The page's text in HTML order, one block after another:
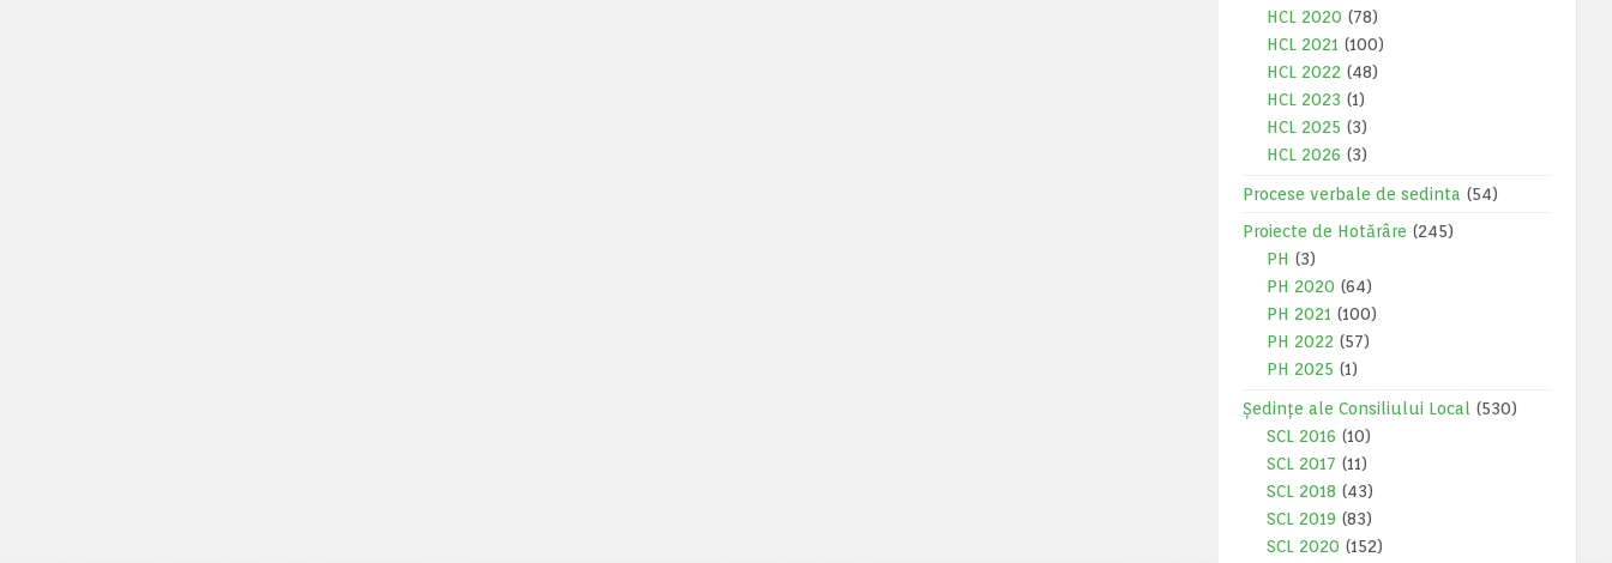
HCL 2020 (78)
HCL 2021 (100)
HCL 2022 (48)
HCL 2023 (1)
HCL 2025 (3)
HCL 2026 (3)
Procese verbale de sedinta (54)
Proiecte de Hotărâre (245)
PH (3)
PH 2020 (64)
PH 2021 (100)
PH 2022 (57)
PH 2025 (1)
Ședințe ale Consiliului Local
(530)
SCL 2016 (10)
SCL 2017 (11)
SCL 2018 (43)
SCL 2019 (83)
SCL 2020 (152)